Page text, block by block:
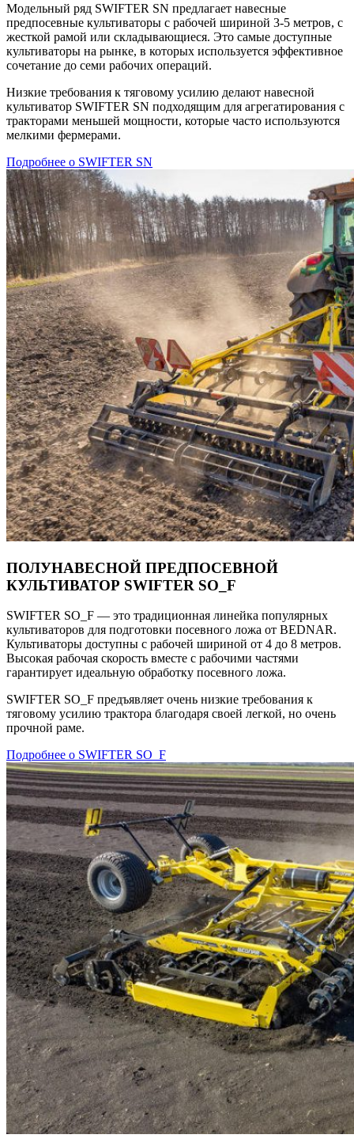
Модельный ряд SWIFTER SN предлагает навесные
предпосевные культиваторы с рабочей шириной 3-5 метров, c
жесткой рамой или складывающиеся. Это самые доступные
культиваторы на рынке, в которых используется эффективное
сочетание до семи рабочих операций.
Низкие требования к тяговому усилию делают навесной
культиватор SWIFTER SN подходящим для агрегатирования с
тракторами меньшей мощности, которые часто используются
мелкими фермерами.
Подробнее о SWIFTER SN
ПОЛУНАВЕСНОЙ ПРЕДПОСЕВНОЙ
КУЛЬТИВАТОР SWIFTER SO_F
SWIFTER SO_F — это традиционная линейка популярных
культиваторов для подготовки посевного ложа от BEDNAR.
Культиваторы доступны с рабочей шириной от 4 до 8 метров.
Высокая рабочая скорость вместе с рабочими частями
гарантирует идеальную обработку посевного ложа.
SWIFTER SO_F предъявляет очень низкие требования к
тяговому усилию трактора благодаря своей легкой, но очень
прочной раме.
Подробнее о SWIFTER SO_F